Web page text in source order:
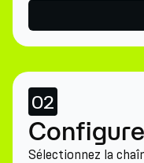
02
Sélectionnez la